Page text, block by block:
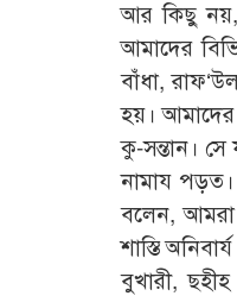
আর কিছু নয়,
আমাদের
বাঁধা,
হয়। আমাদের
কু-সন্তান।
নামায
বলেন, আমরা
শাস্তি
বুখারী,